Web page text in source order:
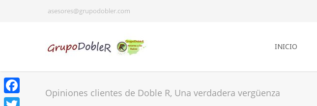
asesores@grupodobler.com
INICIO
Opiniones clientes de Doble R, Una verdadera vergüenza
Facebook